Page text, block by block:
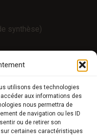
utilisons des technologies
aux informations des
nous permettra de
de navigation ou les ID
ou de retirer son
certaines caractéristiques
synthèse)